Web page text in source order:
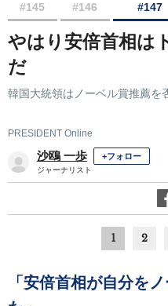
#145 #146 #147
やはり安倍首相は
だ
韓国大統領はノーベル賞推薦を
PRESIDENT Online
沙鴎 一歩 +フォロー
ジャーナリスト
1 2
「安倍首相が自分を